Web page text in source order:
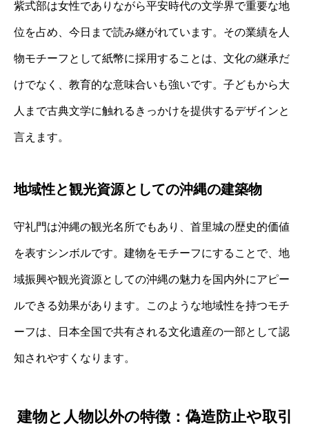
紫式部は女性でありながら平安時代の文学界で重要な地
位を占め、今日まで読み継がれています。その業績を人
物モチーフとして紙幣に採用することは、文化の継承だ
けでなく、教育的な意味合いも強いです。子どもから大
人まで古典文学に触れるきっかけを提供するデザインと
言えます。
地域性と観光資源としての沖縄の建築物
守礼門は沖縄の観光名所でもあり、首里城の歴史的価値
を表すシンボルです。建物をモチーフにすることで、地
域振興や観光資源としての沖縄の魅力を国内外にアピー
ルできる効果があります。このような地域性を持つモチ
ーフは、日本全国で共有される文化遺産の一部として認
知されやすくなります。
建物と人物以外の特徴：偽造防止や取引